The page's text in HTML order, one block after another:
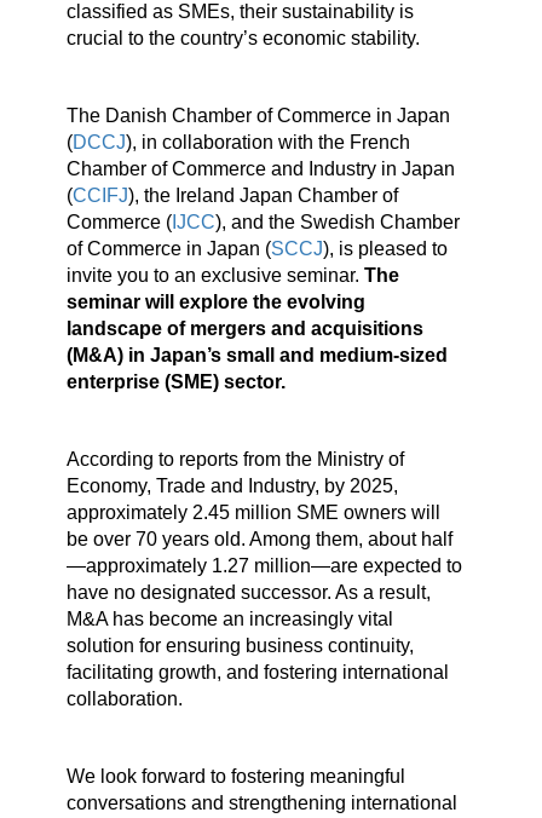
classified as SMEs, their sustainability is
crucial to the country’s economic stability.
The Danish Chamber of Commerce in Japan
(DCCJ), in collaboration with the French
Chamber of Commerce and Industry in Japan
(CCIFJ), the Ireland Japan Chamber of
Commerce ( IJCC), and the Swedish Chamber
of Commerce in Japan (SCCJ), is pleased to
invite you to an exclusive seminar. The
seminar will explore the evolving
landscape of mergers and acquisitions
(M&A) in Japan’s small and medium-sized
enterprise (SME) sector.
According to reports from the Ministry of
Economy, Trade and Industry, by 2025,
approximately 2.45 million SME owners will
be over 70 years old. Among them, about half
—approximately 1.27 million—are expected to
have no designated successor. As a result,
M&A has become an increasingly vital
solution for ensuring business continuity,
facilitating growth, and fostering international
collaboration.
We look forward to fostering meaningful
conversations and strengthening international